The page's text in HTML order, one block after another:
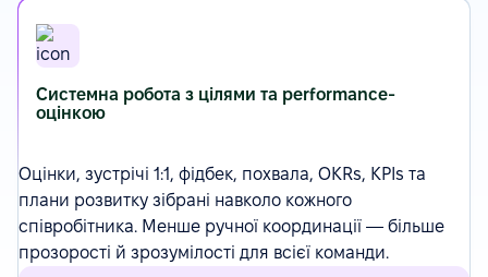
Системна робота з цілями та performance-
оцінкою
Оцінки, зустрічі 1:1, фідбек, похвала, OKRs, KPIs та
плани розвитку зібрані навколо кожного
співробітника. Менше ручної координації — більше
прозорості й зрозумілості для всієї команди.